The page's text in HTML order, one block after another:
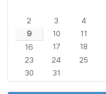
2
3 4
9
10 11
16
17 18
23
24 25
30
31